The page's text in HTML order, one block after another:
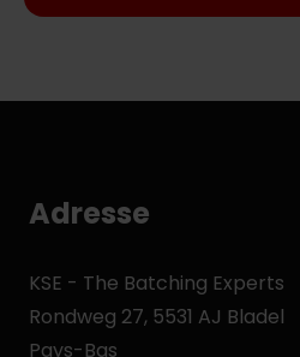
Adresse
KSE - The Batching Experts
Rondweg 27, 5531 AJ Bladel
Pays-Bas